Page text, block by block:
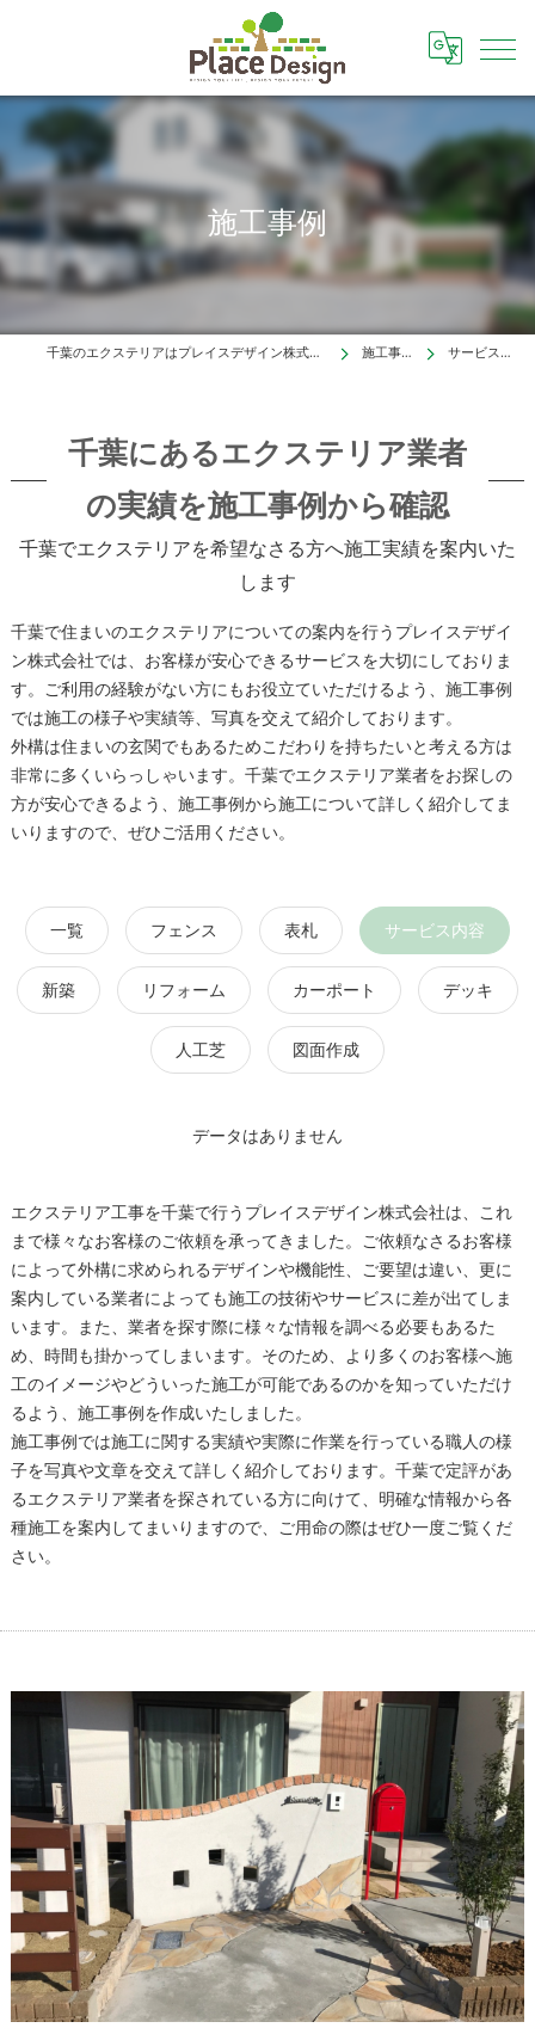
施工事例
千葉のエクステリアはプレイスデザイン株式会社 施工事例 サービス内容
千葉にあるエクステリア業者
の実績を施工事例から確認
千葉でエクステリアを希望なさる方へ施工実績を案内いた
します
千葉で住まいのエクステリアについての案内を行うプレイスデザイ
ン株式会社では、お客様が安心できるサービスを大切にしておりま
す。ご利用の経験がない方にもお役立ていただけるよう、施工事例
では施工の様子や実績等、写真を交えて紹介しております。
外構は住まいの玄関でもあるためこだわりを持ちたいと考える方は
非常に多くいらっしゃいます。千葉でエクステリア業者をお探しの
方が安心できるよう、施工事例から施工について詳しく紹介してま
いりますので、ぜひご活用ください。
一覧 フェンス 表札 サービス内容
新築 リフォーム カーポート デッキ
人工芝 図面作成
データはありません
エクステリア工事を千葉で行うプレイスデザイン株式会社は、これ
まで様々なお客様のご依頼を承ってきました。ご依頼なさるお客様
によって外構に求められるデザインや機能性、ご要望は違い、更に
案内している業者によっても施工の技術やサービスに差が出てしま
います。また、業者を探す際に様々な情報を調べる必要もあるた
め、時間も掛かってしまいます。そのため、より多くのお客様へ施
工のイメージやどういった施工が可能であるのかを知っていただけ
るよう、施工事例を作成いたしました。
施工事例では施工に関する実績や実際に作業を行っている職人の様
子を写真や文章を交えて詳しく紹介しております。千葉で定評があ
るエクステリア業者を探されている方に向けて、明確な情報から各
種施工を案内してまいりますので、ご用命の際はぜひ一度ご覧くだ
さい。